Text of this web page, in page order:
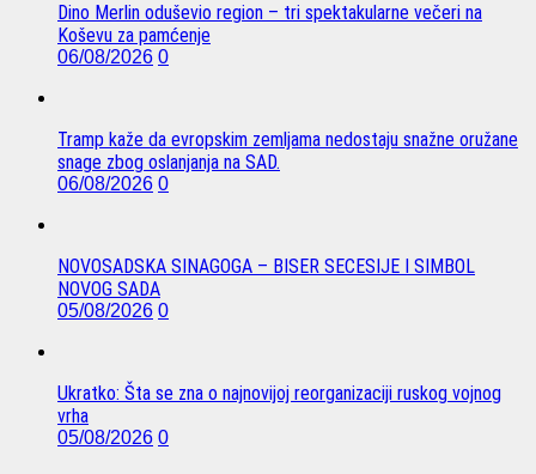
Dino Merlin oduševio region – tri spektakularne večeri na
Koševu za pamćenje
06/08/2026 0
Tramp kaže da evropskim zemljama nedostaju snažne oružane
snage zbog oslanjanja na SAD.
06/08/2026 0
NOVOSADSKA SINAGOGA – BISER SECESIJE I SIMBOL
NOVOG SADA
05/08/2026 0
Ukratko: Šta se zna o najnovijoj reorganizaciji ruskog vojnog
vrha
05/08/2026 0